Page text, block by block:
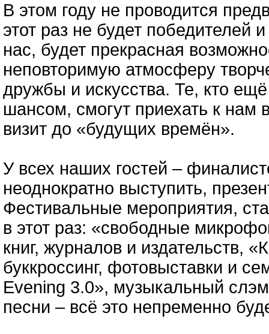
В этом году не проводится
этот раз не будет
нас, будет прекрасная
неповторимую атмосферу
дружбы и искусства. Те, кто
шансом, смогут приехать к нам
визит до «будущих времён».
У всех наших гостей –
неоднократно выступить,
Фестивальные мероприятия,
в этот раз: «свободные
книг, журналов и издательств,
буккроссинг, фотовыставки и
Evening 3.0», музыкальный
песни – всё это непременно